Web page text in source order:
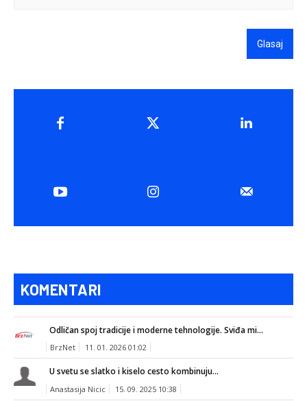
Glasaj
KOMENTARI
Odličan spoj tradicije i moderne tehnologije. Sviđa mi...
BrzNet 11. 01. 2026 01:02
U svetu se slatko i kiselo cesto kombinuju...
Anastasija Nicic 15. 09. 2025 10:38